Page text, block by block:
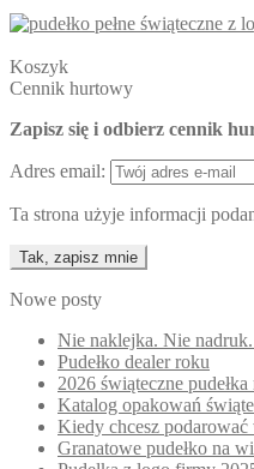
Koszyk
Cennik hurtowy
Zapisz się i odbierz cennik
Adres email:
Ta strona użyje informacji
Nowe posty
Nie naklejka. Nie
Pudełko dealer roku
2026 świąteczne
Katalog opakowań
Kiedy chcesz
Granatowe pudełko na